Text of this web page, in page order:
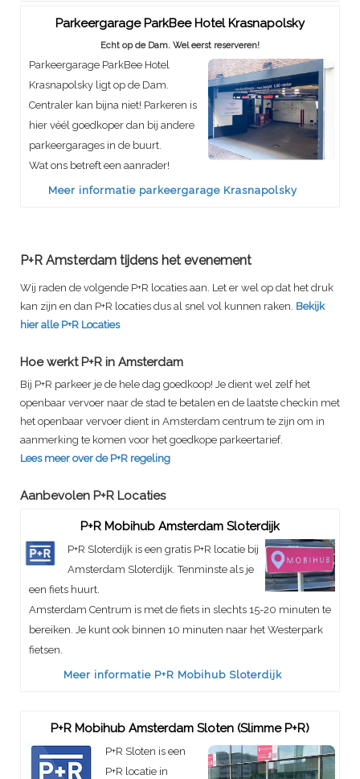
Parkeergarage ParkBee Hotel Krasnapolsky
Echt op de Dam. Wel eerst reserveren!
Parkeergarage ParkBee Hotel
Krasnapolsky ligt op de Dam.
Centraler kan bijna niet! Parkeren is
hier véél goedkoper dan bij andere
parkeergarages in de buurt.
Wat ons betreft een aanrader!
Meer informatie parkeergarage Krasnapolsky
P+R Amsterdam tijdens het evenement
Wij raden de volgende P+R locaties aan. Let er wel op dat het druk
kan zijn en dan P+R locaties dus al snel vol kunnen raken. Bekijk
hier alle P+R Locaties
Hoe werkt P+R in Amsterdam
Bij P+R parkeer je de hele dag goedkoop! Je dient wel zelf het
openbaar vervoer naar de stad te betalen en de laatste checkin met
het openbaar vervoer dient in Amsterdam centrum te zijn om in
aanmerking te komen voor het goedkope parkeertarief.
Lees meer over de P+R regeling
Aanbevolen P+R Locaties
P+R Mobihub Amsterdam Sloterdijk
P+R Sloterdijk is een gratis P+R locatie bij
Amsterdam Sloterdijk. Tenminste als je
een fiets huurt.
Amsterdam Centrum is met de fiets in slechts 15-20 minuten te
bereiken. Je kunt ook binnen 10 minuten naar het Westerpark
fietsen.
Meer informatie P+R Mobihub Sloterdijk
P+R Mobihub Amsterdam Sloten (Slimme P+R)
P+R Sloten is een
P+R locatie in